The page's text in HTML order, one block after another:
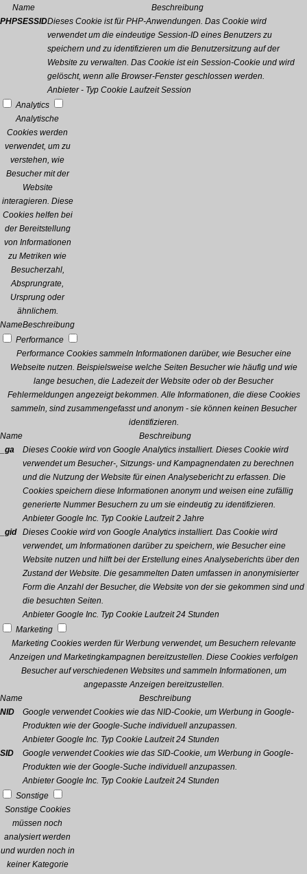
Name
Beschreibung
PHPSESSIDDieses Cookie ist für PHP-Anwendungen. Das Cookie wird
verwendet um die eindeutige Session-ID eines Benutzers zu
speichern und zu identifizieren um die Benutzersitzung auf der
Website zu verwalten. Das Cookie ist ein Session-Cookie und wird
gelöscht, wenn alle Browser-Fenster geschlossen werden.
Anbieter - Typ Cookie Laufzeit Session
Analytics
Analytische
Cookies werden
verwendet, um zu
verstehen, wie
Besucher mit der
Website
interagieren. Diese
Cookies helfen bei
der Bereitstellung
von Informationen
zu Metriken wie
Besucherzahl,
Absprungrate,
Ursprung oder
ähnlichem.
NameBeschreibung
Performance
Performance Cookies sammeln Informationen darüber, wie Besucher eine
Webseite nutzen. Beispielsweise welche Seiten Besucher wie häufig und wie
lange besuchen, die Ladezeit der Website oder ob der Besucher
Fehlermeldungen angezeigt bekommen. Alle Informationen, die diese Cookies
sammeln, sind zusammengefasst und anonym - sie können keinen Besucher
identifizieren.
Name
Beschreibung
_ga
Dieses Cookie wird von Google Analytics installiert. Dieses Cookie wird
verwendet um Besucher-, Sitzungs- und Kampagnendaten zu berechnen
und die Nutzung der Website für einen Analysebericht zu erfassen. Die
Cookies speichern diese Informationen anonym und weisen eine zufällig
generierte Nummer Besuchern zu um sie eindeutig zu identifizieren.
Anbieter Google Inc. Typ Cookie Laufzeit 2 Jahre
_gid
Dieses Cookie wird von Google Analytics installiert. Das Cookie wird
verwendet, um Informationen darüber zu speichern, wie Besucher eine
Website nutzen und hilft bei der Erstellung eines Analyseberichts über den
Zustand der Website. Die gesammelten Daten umfassen in anonymisierter
Form die Anzahl der Besucher, die Website von der sie gekommen sind und
die besuchten Seiten.
Anbieter Google Inc. Typ Cookie Laufzeit 24 Stunden
Marketing
Marketing Cookies werden für Werbung verwendet, um Besuchern relevante
Anzeigen und Marketingkampagnen bereitzustellen. Diese Cookies verfolgen
Besucher auf verschiedenen Websites und sammeln Informationen, um
angepasste Anzeigen bereitzustellen.
Name
Beschreibung
NID
Google verwendet Cookies wie das NID-Cookie, um Werbung in Google-
Produkten wie der Google-Suche individuell anzupassen.
Anbieter Google Inc. Typ Cookie Laufzeit 24 Stunden
SID
Google verwendet Cookies wie das SID-Cookie, um Werbung in Google-
Produkten wie der Google-Suche individuell anzupassen.
Anbieter Google Inc. Typ Cookie Laufzeit 24 Stunden
Sonstige
Sonstige Cookies
müssen noch
analysiert werden
und wurden noch in
keiner Kategorie